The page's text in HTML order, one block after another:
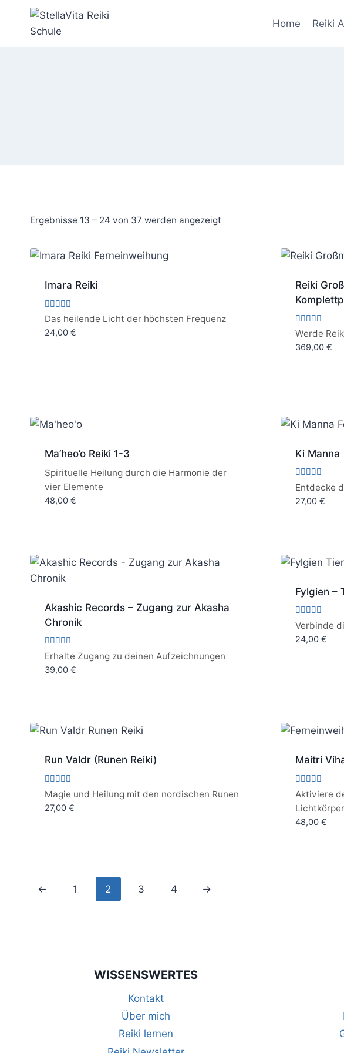
springen
Home Reiki
Ergebnisse 13 – 24 von 37 werden angezeigt
Imara Reiki
Bewertet
mit
5.00
Das heilende Licht der höchsten Frequenz
24,00 €
Reiki
Bewertet
mit
5.00
Werde
369,00 €
Ma’heo’o Reiki 1-3
Spirituelle Heilung durch die Harmonie der
vier Elemente
48,00 €
Ki Manna
Bewertet
mit
5.00
Entdecke
27,00 €
Akashic Records – Zugang zur Akasha
Chronik
Bewertet
mit
4.67
Erhalte Zugang zu deinen Aufzeichnungen
39,00 €
Fylgien –
Bewertet
mit
5.00
Verbinde
24,00 €
Run Valdr (Runen Reiki)
Bewertet
mit
5.00
Magie und Heilung mit den nordischen Runen
27,00 €
Maitri
Bewertet
mit
5.00
Aktiviere
Lichtkörper
48,00 €
← 1 2 3 4 →
WISSENSWERTES
Kontakt
Über mich
Reiki lernen